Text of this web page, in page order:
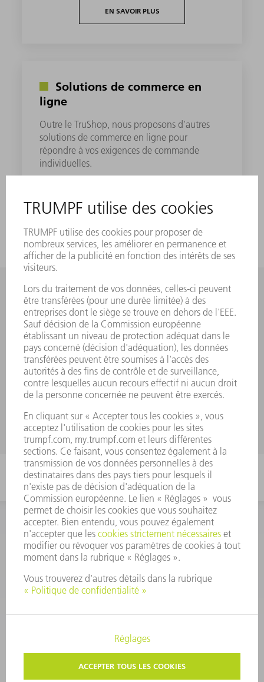
EN SAVOIR PLUS
Solutions de commerce en
ligne
Outre le TruShop, nous proposons d'autres
solutions de commerce en ligne pour
répondre à vos exigences de commande
individuelles.
Savez-vous qu'un compte MyTRUMPF est
nécessaire ?
Vous avez besoin d'un compte MyTRUMPF pour le TruShop.
Inscrivez-vous gratuitement et simplifiez vos processus
opérationnels avec TRUMPF.
EN SAVOIR PLUS
COPYRIGHT ET DROIT DES MARQUES
CONDITIONS D'UTILISATION
CONDITIONS GÉNÉRALES
PARAMÈTRES VIE PRIVÉE